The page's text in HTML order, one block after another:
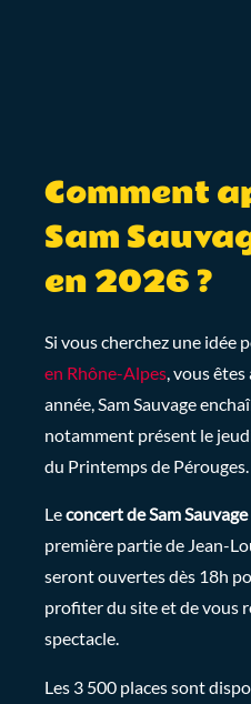
Comment
Sam
en 2026 ?
Si vous cherchez une idée
en Rhône-Alpes, vous
année, Sam Sauvage
notamment présent le
du Printemps de Pérouges.
Leconcert de Sam Sauvage
première partie de Jean-
seront ouvertes dès 18h
profiter du site et de vous
spectacle.
Les 3 500 places sont